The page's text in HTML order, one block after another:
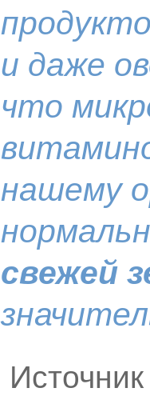
и даже
что
нашему
свежей